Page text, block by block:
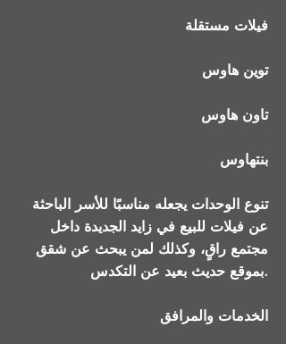
فيلات مستقلة
توين هاوس
تاون هاوس
بنتهاوس
تنوع الوحدات يجعله مناسبًا للأسر الباحثة
عن فيلات للبيع في زايد الجديدة داخل
مجتمع راقٍ، وكذلك لمن يبحث عن شقق
بموقع حديث بعيد عن التكدس.
الخدمات والمرافق